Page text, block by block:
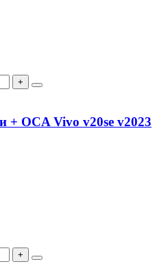
+
+ OCA Vivo v20se v2023
+